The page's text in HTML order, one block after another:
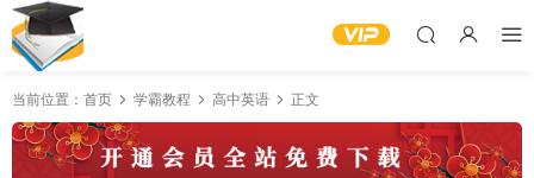
当前位置： 首页 学霸教程 高中英语 正文